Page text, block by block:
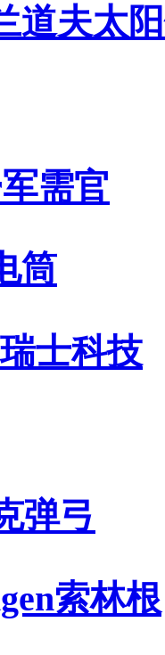
道夫太
需官
筒
士科技
弹弓
索林根